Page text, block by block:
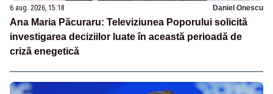
6 aug. 2026, 15:18 Daniel Onescu
Ana Maria Păcuraru: Televiziunea Poporului solicită
investigarea deciziilor luate în această perioadă de
criză enegetică